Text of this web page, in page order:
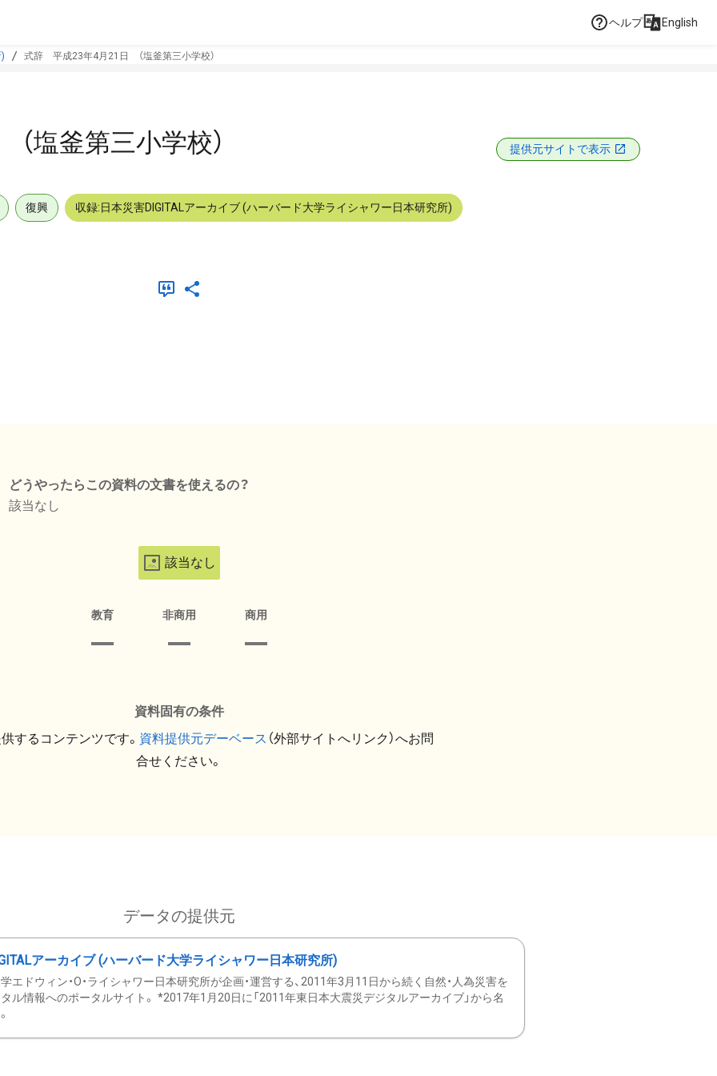
ヘルプ English
式辞 平成23年4月21日 （塩釜第三小学校）
塩釜第三小学校） 提供元サイトで表示
復興 収録:日本災害DIGITALアーカイブ (ハーバード大学ライシャワー日本研究所)
どうやったらこの資料の文書を使えるの？
該当なし
該当なし
教育 非商用 商用
資料固有の条件
するコンテンツです。 資料提供元デーベース （外部サイトへリンク）へお問
合せください。
データの提供元
アーカイブ (ハーバード大学ライシャワー日本研究所)
エドウィン・O・ライシャワー日本研究所が企画・運営する、2011年3月11日から続く自然・人為災害を
ル情報へのポータルサイト。 *2017年1月20日に「2011年東日本大震災デジタルアーカイブ」から名